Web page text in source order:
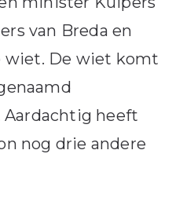
van Breda en
wiet. De wiet komt
Aardachtig heeft
nog drie andere